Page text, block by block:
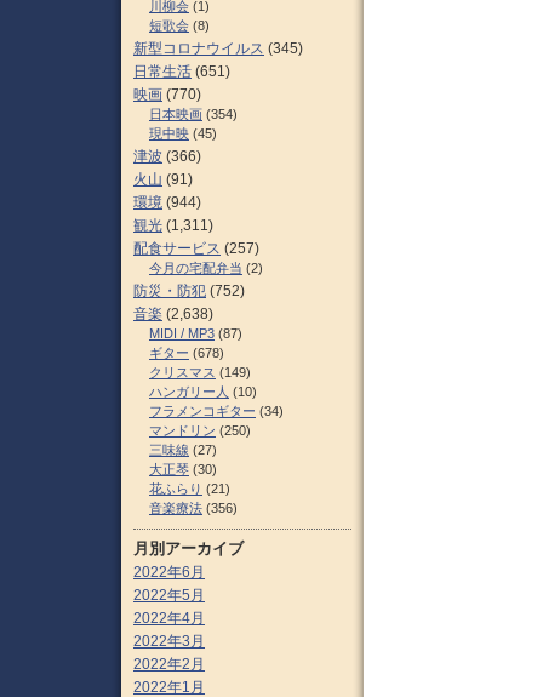
川柳会 (1)
短歌会 (8)
新型コロナウイルス (345)
日常生活 (651)
映画 (770)
日本映画 (354)
現中映 (45)
津波 (366)
火山 (91)
環境 (944)
観光 (1,311)
配食サービス (257)
今月の宅配弁当 (2)
防災・防犯 (752)
音楽 (2,638)
MIDI / MP3 (87)
ギター (678)
クリスマス (149)
ハンガリー人 (10)
フラメンコギター (34)
マンドリン (250)
三味線 (27)
大正琴 (30)
花ふらり (21)
音楽療法 (356)
月別アーカイブ
2022年6月
2022年5月
2022年4月
2022年3月
2022年2月
2022年1月